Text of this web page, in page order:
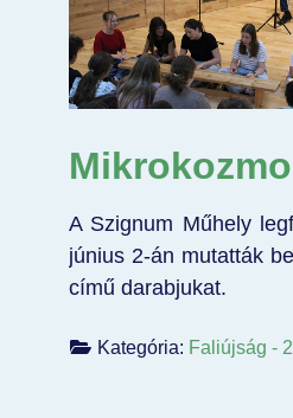
A Szignum Műhely
június 2-án mutatták
című darabjukat.
Kategória: Faliújság -